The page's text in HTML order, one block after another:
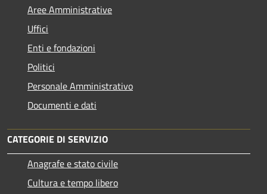
Aree Amministrative
Uffici
Enti e fondazioni
Politici
Personale Amministrativo
Documenti e dati
CATEGORIE DI SERVIZIO
Anagrafe e stato civile
Cultura e tempo libero